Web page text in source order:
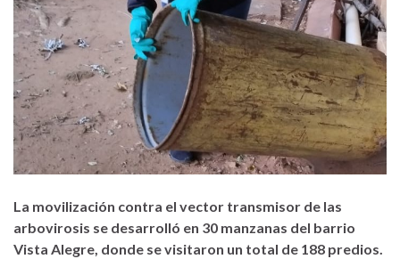
La movilización contra el vector transmisor de las
arbovirosis se desarrolló en 30 manzanas del barrio
Vista Alegre, donde se visitaron un total de 188 predios.